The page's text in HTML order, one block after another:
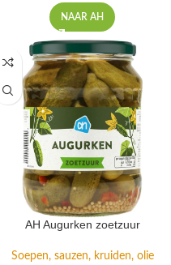
NAAR AH
AH Augurken zoetzuur
Soepen, sauzen, kruiden, olie